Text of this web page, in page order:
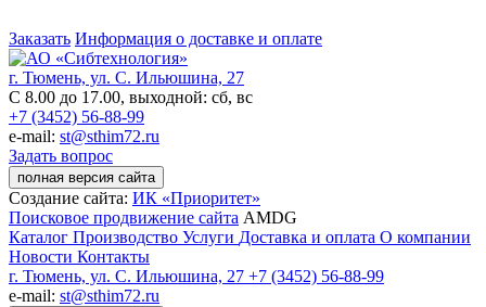
Заказать Информация о доставке и оплате
г. Тюмень, ул. С. Ильюшина, 27
С 8.00 до 17.00, выходной: сб, вс
+7 (3452) 56-88-99
e-mail: st@sthim72.ru
Задать вопрос
полная версия сайта
Создание сайта: ИК «Приоритет»
Поисковое продвижение сайта AMDG
Каталог Производство Услуги Доставка и оплата О компании
Новости Контакты
г. Тюмень, ул. С. Ильюшина, 27 +7 (3452) 56-88-99
e-mail: st@sthim72.ru